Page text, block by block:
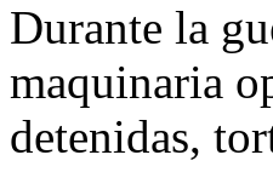
Durante la
maquinaria
detenidas,